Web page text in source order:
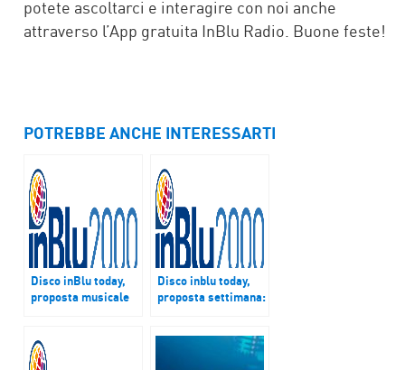
potete ascoltarci e interagire con noi anche
attraverso l’App gratuita InBlu Radio. Buone feste!
POTREBBE ANCHE INTERESSARTI
Disco inBlu today,
proposta musicale
Poetica di Cesare
Cremonini
Disco inblu today,
proposta settimana: